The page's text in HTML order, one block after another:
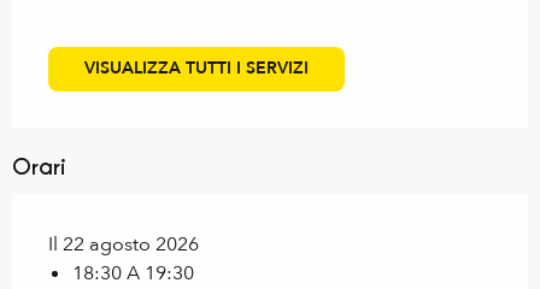
VISUALIZZA TUTTI I SERVIZI
Orari
Il 22 agosto 2026
18:30 A 19:30